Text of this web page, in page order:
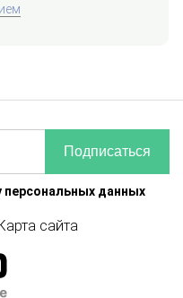
Карта сайта
Подписаться
персональных данных